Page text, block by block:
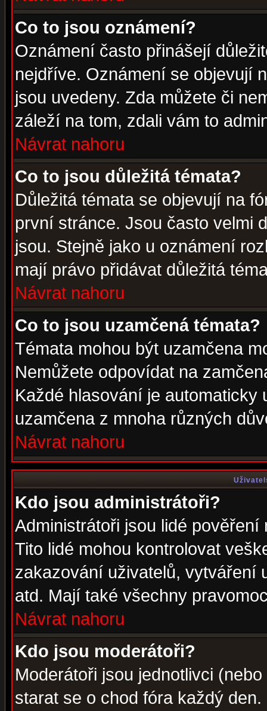
Co to jsou oznámení?
Oznámení často přinášejí
nejdříve. Oznámení se objevují
jsou uvedeny. Zda můžete či
záleží na tom, zdali vám to
Návrat nahoru
Co to jsou důležitá témata?
Důležitá témata se objevují na
první stránce. Jsou často velmi
jsou. Stejně jako u oznámení
mají právo přidávat důležitá
Návrat nahoru
Co to jsou uzamčená témata?
Témata mohou být uzamčena
Nemůžete odpovídat na
Každé hlasování je automaticky
uzamčena z mnoha různých
Návrat nahoru
Kdo jsou administrátoři?
Administrátoři jsou lidé
Tito lidé mohou kontrolovat
zakazování uživatelů, vytváření
atd. Mají také všechny
Návrat nahoru
Kdo jsou moderátoři?
Moderátoři jsou jednotlivci
starat se o chod fóra každý